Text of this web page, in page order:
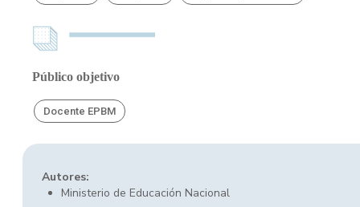
Público objetivo
Docente EPBM
Autores:
Ministerio de Educación Nacional